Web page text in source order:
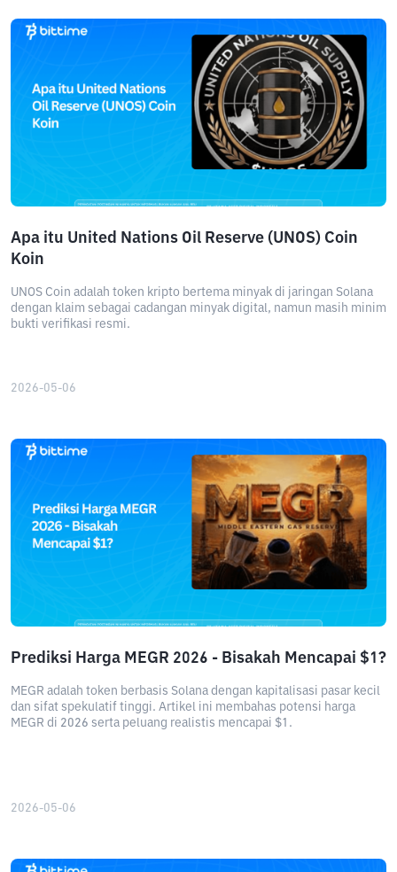
Apa itu United Nations Oil Reserve (UNOS) Coin
Koin
UNOS Coin adalah token kripto bertema minyak di jaringan Solana
dengan klaim sebagai cadangan minyak digital, namun masih minim
bukti verifikasi resmi.
2026-05-06
Prediksi Harga MEGR 2026 - Bisakah Mencapai $1?
MEGR adalah token berbasis Solana dengan kapitalisasi pasar kecil
dan sifat spekulatif tinggi. Artikel ini membahas potensi harga
MEGR di 2026 serta peluang realistis mencapai $1.
2026-05-06